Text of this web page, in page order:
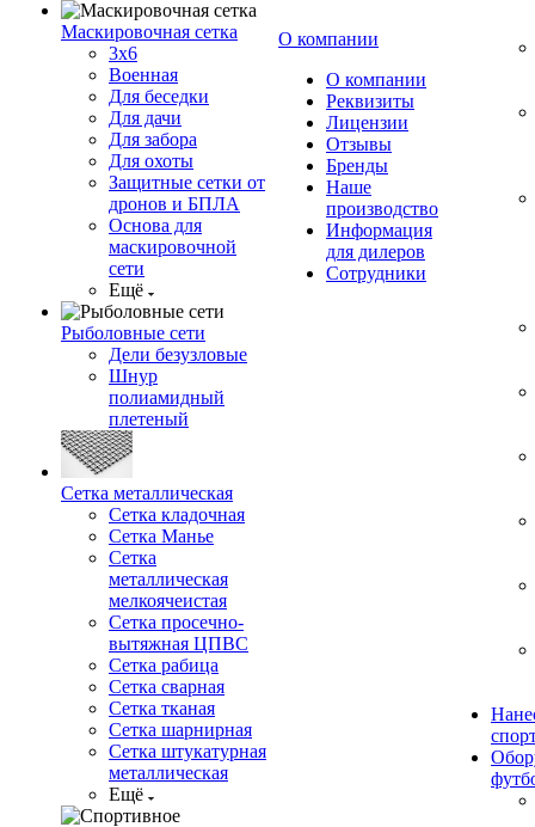
Маскировочная сетка
3х6
Военная
Для беседки
Для дачи
Для забора
Для охоты
Защитные сетки от
дронов и БПЛА
Основа для
маскировочной
сети
Ещё
Рыболовные сети
Дели безузловые
Шнур
полиамидный
плетеный
Сетка металлическая
Сетка кладочная
Сетка Манье
Сетка
металлическая
мелкоячеистая
Сетка просечно-
вытяжная ЦПВС
Сетка рабица
Сетка сварная
Сетка тканая
Сетка шарнирная
Сетка штукатурная
металлическая
Ещё
О компании
О компании
Реквизиты
Лицензии
Отзывы
Бренды
Наше
производство
Информация
для дилеров
Сотрудники